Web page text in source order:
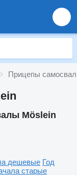
Прицепы
Möslein
дешевые Год
старые